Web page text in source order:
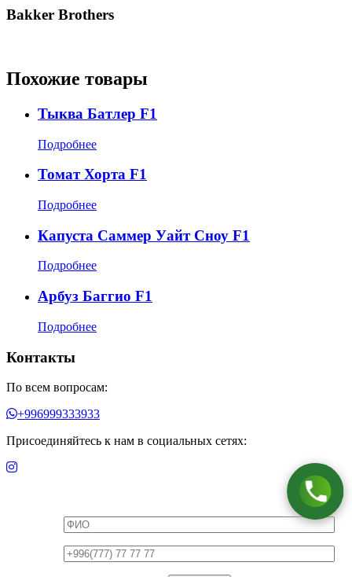
Bakker Brothers
Похожие товары
Тыква Батлер F1
Подробнее
Томат Хорта F1
Подробнее
Капуста Саммер Уайт Сноу F1
Подробнее
Арбуз Баггио F1
Подробнее
Контакты
По всем вопросам:
+996999333933
Присоединяйтесь к нам в социальных сетях: